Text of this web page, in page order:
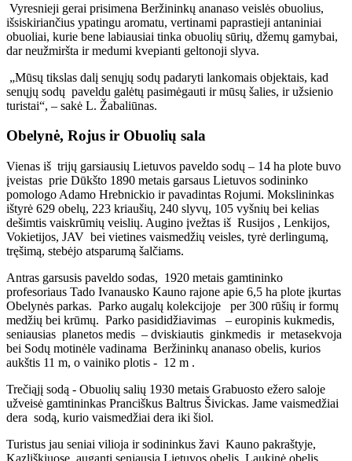
Vyresnieji gerai prisimena Beržininkų ananaso veislės obuolius,
išsiskiriančius ypatingu aromatu, vertinami paprastieji antaniniai
obuoliai, kurie bene labiausiai tinka obuolių sūrių, džemų gamybai,
dar neužmiršta ir medumi kvepianti geltonoji slyva.
„Mūsų tikslas dalį senųjų sodų padaryti lankomais objektais, kad
senųjų sodų paveldu galėtų pasimėgauti ir mūsų šalies, ir užsienio
turistai“, – sakė L. Žabaliūnas.
Obelynė, Rojus ir Obuolių sala
Vienas iš trijų garsiausių Lietuvos paveldo sodų – 14 ha plote buvo
įveistas prie Dūkšto 1890 metais garsaus Lietuvos sodininko
pomologo Adamo Hrebnickio ir pavadintas Rojumi. Mokslininkas
ištyrė 629 obelų, 223 kriaušių, 240 slyvų, 105 vyšnių bei kelias
dešimtis vaiskrūmių veislių. Augino įvežtas iš Rusijos , Lenkijos,
Vokietijos, JAV bei vietines vaismedžių veisles, tyrė derlingumą,
tręšimą, stebėjo atsparumą šalčiams.
Antras garsusis paveldo sodas, 1920 metais gamtininko
profesoriaus Tado Ivanausko Kauno rajone apie 6,5 ha plote įkurtas
Obelynės parkas. Parko augalų kolekcijoje per 300 rūšių ir formų
medžių bei krūmų. Parko pasididžiavimas – europinis kukmedis,
seniausias planetos medis – dviskiautis ginkmedis ir metasekvoja
bei Sodų motinėle vadinama Beržininkų ananaso obelis, kurios
aukštis 11 m, o vainiko plotis - 12 m .
Trečiąjį sodą - Obuolių salių 1930 metais Grabuosto ežero saloje
užveisė gamtininkas Pranciškus Baltrus Šivickas. Jame vaismedžiai
dera sodą, kurio vaismedžiai dera iki šiol.
Turistus jau seniai vilioja ir sodininkus žavi Kauno pakraštyje,